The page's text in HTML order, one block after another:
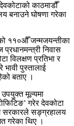
काठमाडौँ
बनाउने घोषणा गरेका
११०औँ जन्मजयन्तीका
निवास
विलक्षण प्रतिभा र
भावी पुस्तालाई
बताए ।
उपयुक्त मूल्यमा
गरेर देवकोटा
सरकारले सङ्ग्रहालय
गरेका थिए ।